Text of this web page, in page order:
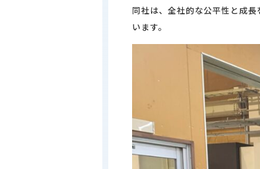
同社は、全社的な公平性と成
います。